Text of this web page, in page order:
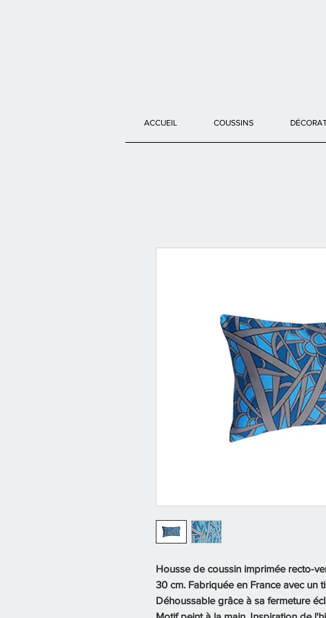
ACCUEIL COUSSINS
Housse de coussin imprimée recto-
30 cm. Fabriquée en France avec un
Déhoussable grâce à sa fermeture